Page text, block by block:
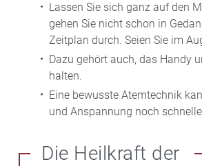
Lassen Sie sich ganz auf den
gehen Sie nicht schon in
Zeitplan durch. Seien Sie im
Dazu gehört auch, das Handy
halten.
Eine bewusste Atemtechnik
und Anspannung noch
Die Heilkraft der